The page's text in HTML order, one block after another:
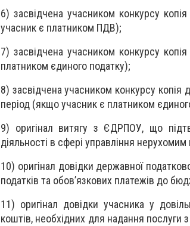
6) засвідчена учасником конкурсу
учасник є платником ПДВ);
7) засвідчена учасником конкурсу
платником єдиного податку);
8) засвідчена учасником конкурсу копія
період (якщо учасник є платником
9) оригінал витягу з ЄДРПОУ, що
діяльності в сфері управління
10) оригінал довідки державної
податків та обов’язкових платежів до
11) оригінал довідки учасника у
коштів, необхідних для надання послуги